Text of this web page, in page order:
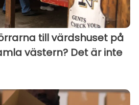
till värdshuset på
västern? Det är inte